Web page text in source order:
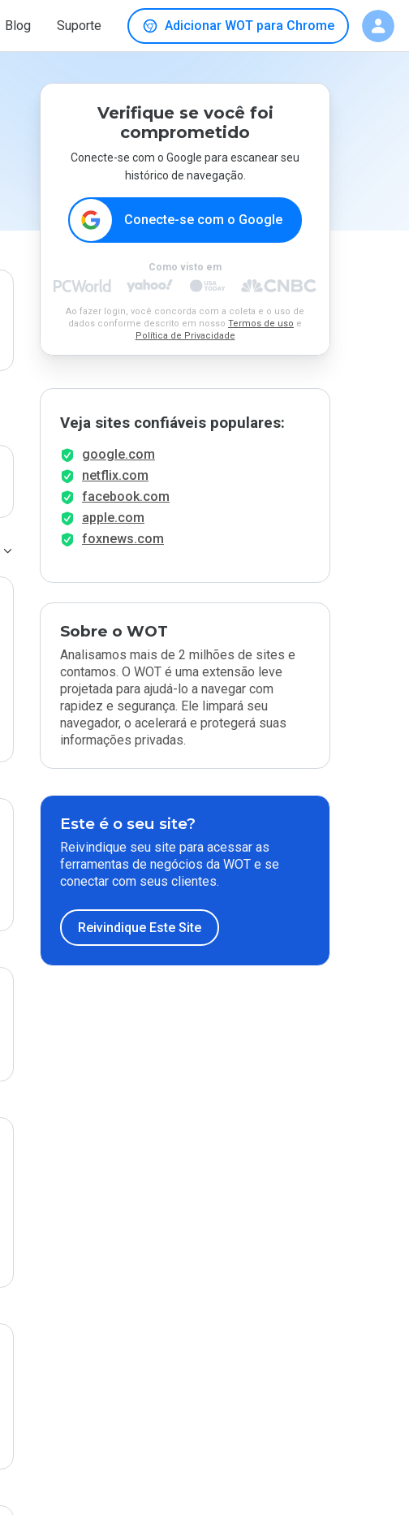
Blog Suporte Adicionar WOT para Chrome
Verifique se você foi
comprometido
Conecte-se com o Google para escanear seu
histórico de navegação.
Conecte-se com o Google
Como visto em
Ao fazer login, você concorda com a coleta e o uso de
dados conforme descrito em nosso Termos de uso e
Política de Privacidade
Veja sites confiáveis populares:
google.com
netflix.com
facebook.com
apple.com
foxnews.com
Sobre o WOT
Analisamos mais de 2 milhões de sites e
contamos. O WOT é uma extensão leve
projetada para ajudá-lo a navegar com
rapidez e segurança. Ele limpará seu
navegador, o acelerará e protegerá suas
informações privadas.
Este é o seu site?
Reivindique seu site para acessar as
ferramentas de negócios da WOT e se
conectar com seus clientes.
Reivindique Este Site